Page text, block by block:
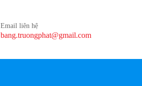
Email liên hệ
bang.truongphat@gmail.com